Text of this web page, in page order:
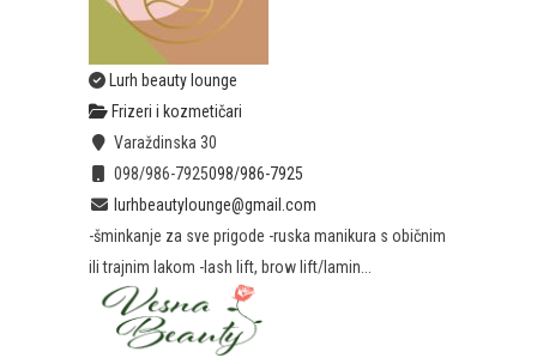
Lurh beauty lounge
Frizeri i kozmetičari
Varaždinska 30
098/986-7925098/986-7925
lurhbeautylounge@gmail.com
-šminkanje za sve prigode -ruska manikura s običnim
ili trajnim lakom -lash lift, brow lift/lamin...